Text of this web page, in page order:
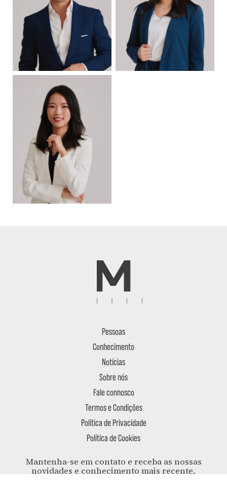
Pessoas
Conhecimento
Notícias
Sobre nós
Fale connosco
Termos e Condições
Política de Privacidade
Política de Cookies
Mantenha-se em contato e receba as nossas
novidades e conhecimento mais recente,